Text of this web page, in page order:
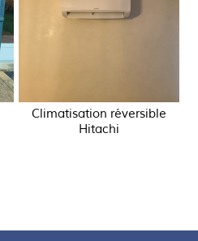
Climatisation réversible
Hitachi